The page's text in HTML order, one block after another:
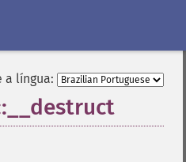
a língua: